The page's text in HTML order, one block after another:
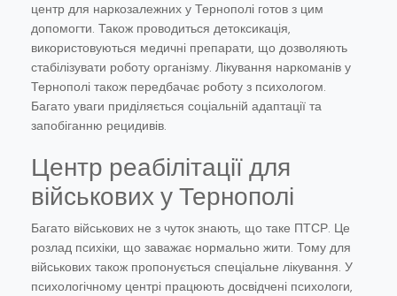
центр для наркозалежних у Тернополі готов з цим
допомогти. Також проводиться детоксикація,
використовуються медичні препарати, що дозволяють
стабілізувати роботу організму. Лікування наркоманів у
Тернополі також передбачає роботу з психологом.
Багато уваги приділяється соціальній адаптації та
запобіганню рецидивів.
Центр реабілітації для
військових у Тернополі
Багато військових не з чуток знають, що таке ПТСР. Це
розлад психіки, що заважає нормально жити. Тому для
військових також пропонується спеціальне лікування. У
психологічному центрі працюють досвідчені психологи,